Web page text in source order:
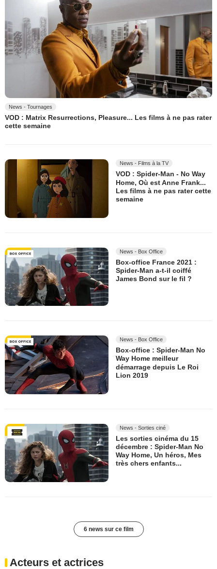
News - Tournages
VOD : Matrix Resurrections, Pleasure... Les films à ne pas rater
cette semaine
News - Films à la TV
VOD : Spider-Man - No Way
Home, Où est Anne Frank...
Les films à ne pas rater cette
semaine
News - Box Office
Box-office France 2021 :
Spider-Man a-t-il coiffé
James Bond sur le fil ?
News - Box Office
Box-office : Spider-Man No
Way Home meilleur
démarrage depuis Le Roi
Lion 2019
News - Sorties ciné
Les sorties cinéma du 15
décembre : Spider-Man No
Way Home, Un héros, Mes
très chers enfants...
6 news sur ce film
Acteurs et actrices